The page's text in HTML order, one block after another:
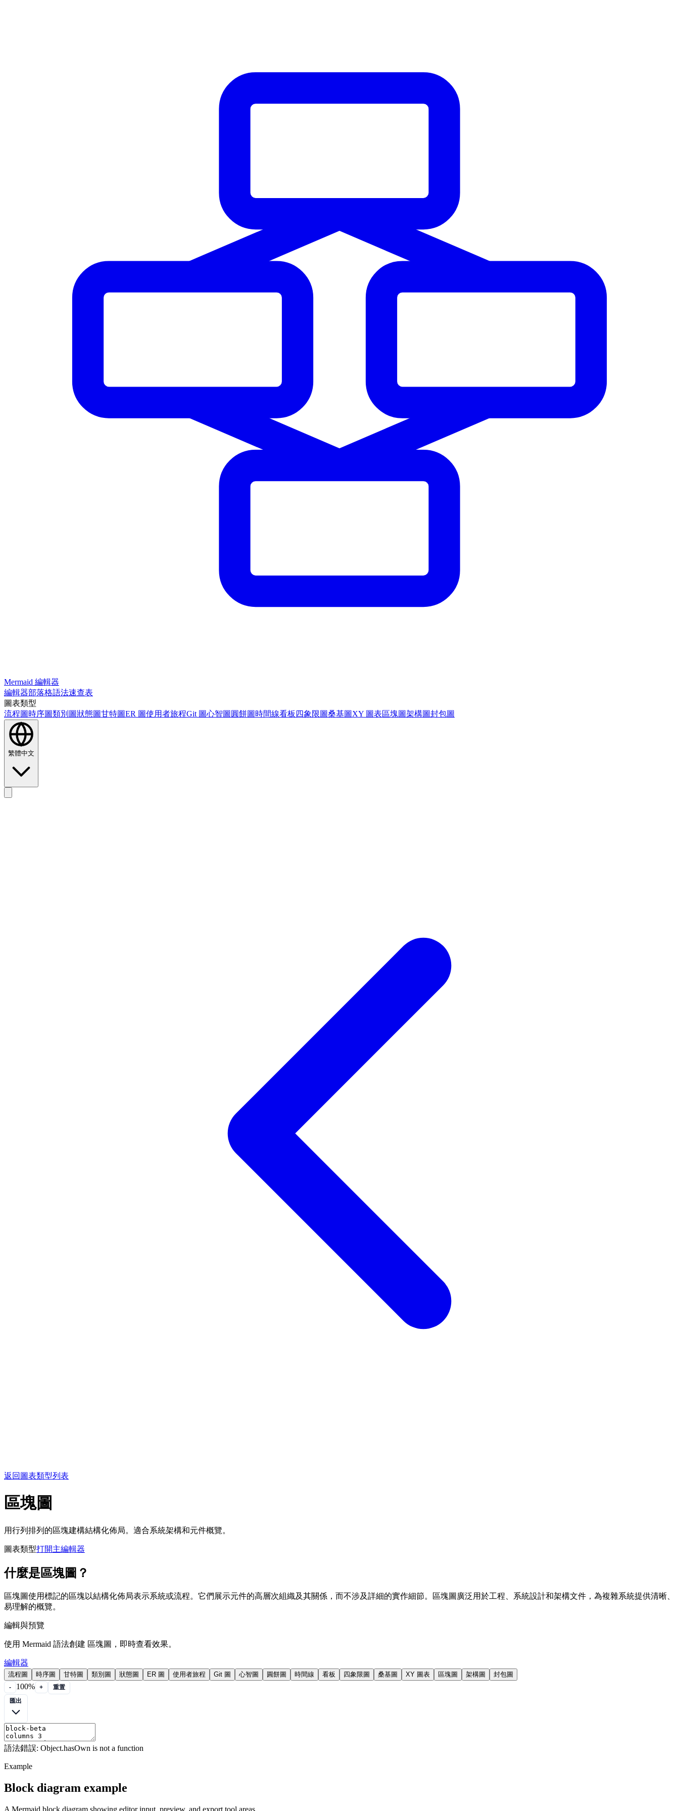
Mermaid 編輯器
編輯器部落格語法速查表
圖表類型
流程圖 時序圖類別圖狀態圖甘特圖ER 圖使用者旅程Git 圖心智圖 圓餅圖 時間線看板 四象限圖桑基圖 XY 圖表區塊圖架構圖封包圖
繁體中文
返回圖表類型列表
區塊圖
用行列排列的區塊建構結構化佈局。適合系統架構和元件概覽。
圖表類型打開主編輯器
什麼是區塊圖？
區塊圖使用標記的區塊以結構化佈局表示系統或流程。它們展示元件的高層次組織及其關係，而不涉及詳細的實作細節。區塊圖廣泛用於工程、系統設計和架構文件，為複雜系統提供清晰、
易理解的概覽。
編輯與預覽
使用 Mermaid 語法創建 區塊圖，即時查看效果。
編輯器
流程圖 時序圖 甘特圖 類別圖 狀態圖 ER 圖 使用者旅程 Git 圖 心智圖 圓餅圖 時間線 看板 四象限圖 桑基圖 XY 圖表 區塊圖 架構圖 封包圖
- 100% +
重置
語法錯誤: Object.hasOwn is not a function
Example
Block diagram example
A Mermaid block diagram showing editor input, preview, and export tool areas.